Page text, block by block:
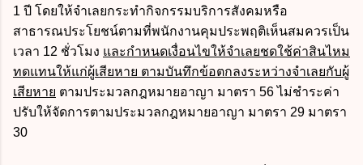
1 ปี โดยให้จำเลยกระทำกิจกรรมบริการสังคมหรือ
สาธารณประโยชน์ตามที่พนักงานคุมประพฤติเห็นสมควรเป็น
เวลา 12 ชั่วโมง และกำหนดเงื่อนไขให้จำเลยชดใช้ค่าสินไหม
ทดแทนให้แก่ผู้เสียหาย ตามบันทึกข้อตกลงระหว่างจำเลยกับผู้
เสียหาย ตามประมวลกฎหมายอาญา มาตรา 56 ไม่ชำระค่า
ปรับให้จัดการตามประมวลกฎหมายอาญา มาตรา 29 มาตรา
30